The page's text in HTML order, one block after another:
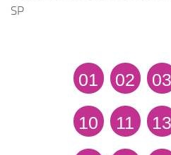
SP
01 02 03
10 11 13